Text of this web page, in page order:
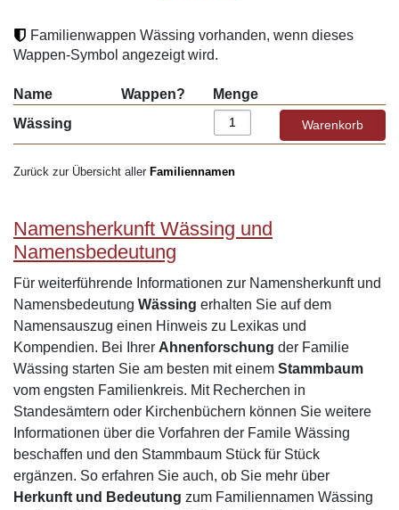
Familienwappen Wässing vorhanden, wenn dieses
Wappen-Symbol angezeigt wird.
Name Wappen?
Menge
Wässing
Zurück zur Übersicht aller Familiennamen
Namensherkunft Wässing und
Namensbedeutung
Für weiterführende Informationen zur Namensherkunft und
Namensbedeutung Wässing erhalten Sie auf dem
Namensauszug einen Hinweis zu Lexikas und
Kompendien. Bei Ihrer Ahnenforschung der Familie
Wässing starten Sie am besten mit einem Stammbaum
vom engsten Familienkreis. Mit Recherchen in
Standesämtern oder Kirchenbüchern können Sie weitere
Informationen über die Vorfahren der Famile Wässing
beschaffen und den Stammbaum Stück für Stück
ergänzen. So erfahren Sie auch, ob Sie mehr über
Herkunft und Bedeutung zum Familiennamen Wässing